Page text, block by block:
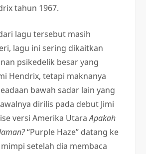
tahun 1967.
lagu tersebut masih
lagu ini sering dikaitkan
psikedelik besar yang
Hendrix, tetapi maknanya
bawah sadar lain yang
dirilis pada debut Jimi
versi Amerika UtaraApakah
“Purple Haze” datang ke
setelah dia membaca